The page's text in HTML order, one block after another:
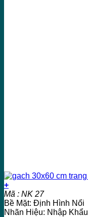
+
Mã : NK 27
Bề Mặt: Định Hình Nổi
Nhãn Hiệu: Nhập Khẩu